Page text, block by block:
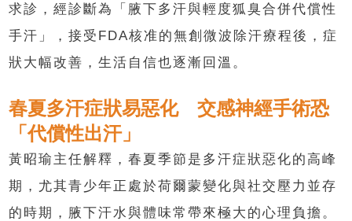
求診，經診斷為「腋下多汗與輕度狐臭合併代償性
手汗」，接受FDA核准的無創微波除汗療程後，症
狀大幅改善，生活自信也逐漸回溫。
春夏多汗症狀易惡化 交感神經手術恐
「代償性出汗」
黃昭瑜主任解釋，春夏季節是多汗症狀惡化的高峰
期，尤其青少年正處於荷爾蒙變化與社交壓力並存
的時期，腋下汗水與體味常帶來極大的心理負擔。